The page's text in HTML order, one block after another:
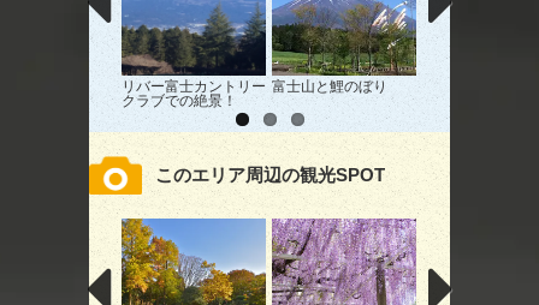
リバー富士カントリー
クラブでの絶景！
富士山と鯉のぼり 今年の正月
このエリア周辺の観光SPOT